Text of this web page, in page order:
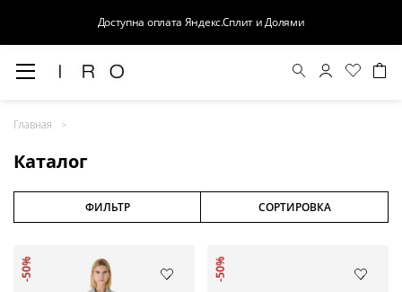
Доступна оплата Яндекс.Сплит и Долями
Главная
Каталог
ФИЛЬТР СОРТИРОВКА
-50% -50%